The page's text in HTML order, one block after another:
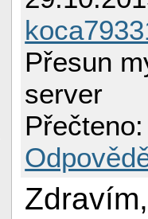
Přesun
server
Zdravím,